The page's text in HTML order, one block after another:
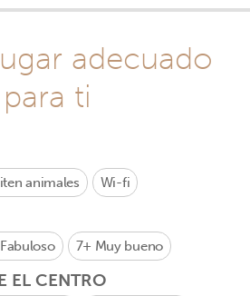
adecuado
para ti
animales Wi-fi
Fabuloso 7+ Muy bueno
EL CENTRO